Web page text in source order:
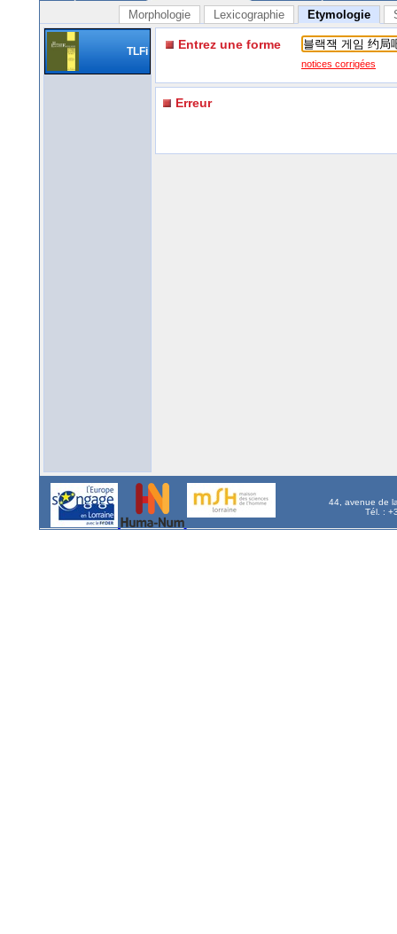
Morphologie Lexicographie Etymologie
TLFi Entrez une forme
notices corrigées
Erreur
44, avenue de
Tél. :